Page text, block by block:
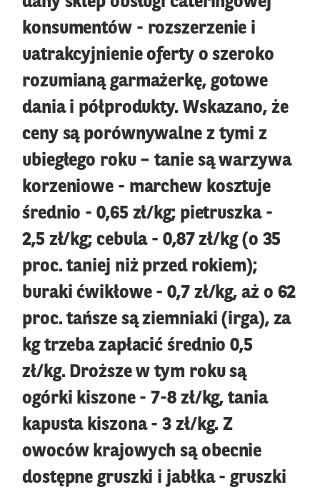
konsumentów - rozszerzenie i
uatrakcyjnienie oferty o szeroko
rozumianą garmażerkę, gotowe
dania i półprodukty. Wskazano, że
ceny są porównywalne z tymi z
ubiegłego roku – tanie są warzywa
korzeniowe - marchew kosztuje
średnio - 0,65 zł/kg; pietruszka -
2,5 zł/kg; cebula - 0,87 zł/kg (o 35
proc. taniej niż przed rokiem);
buraki ćwikłowe - 0,7 zł/kg, aż o 62
proc. tańsze są ziemniaki (irga), za
kg trzeba zapłacić średnio 0,5
zł/kg. Droższe w tym roku są
ogórki kiszone - 7-8 zł/kg, tania
kapusta kiszona - 3 zł/kg. Z
owoców krajowych są obecnie
dostępne gruszki i jabłka - gruszki